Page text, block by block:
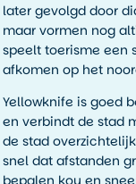
later gevolgd door
maar vormen nog
speelt toerisme een
afkomen op het
Yellowknife is goed
en verbindt de stad
de stad
snel dat afstanden